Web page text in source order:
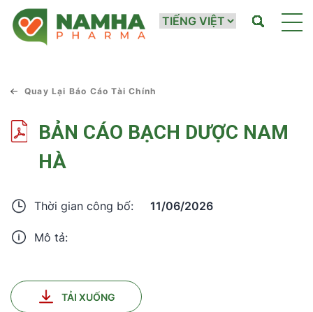
Quay Lại Báo Cáo Tài Chính
BẢN CÁO BẠCH DƯỢC NAM
HÀ
Thời gian công bố: 11/06/2026
Mô tả:
TẢI XUỐNG